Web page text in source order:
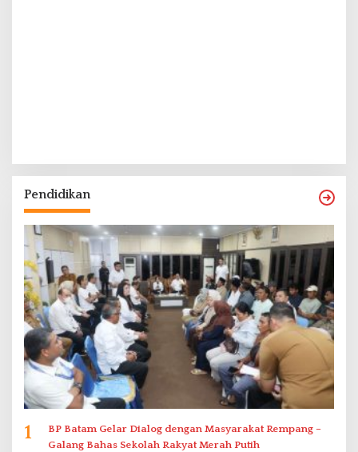
Pendidikan
1
BP Batam Gelar Dialog dengan Masyarakat Rempang –
Galang Bahas Sekolah Rakyat Merah Putih